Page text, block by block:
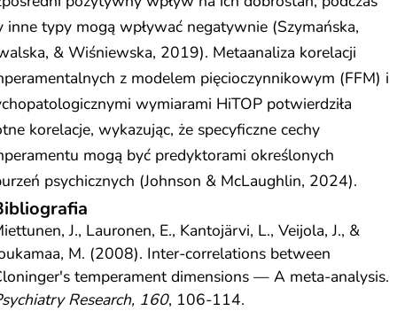
inne typy mogą wpływać negatywnie (Szymańska,
& Wiśniewska, 2019). Metaanaliza korelacji
z modelem pięcioczynnikowym (FFM) i
wymiarami HiTOP potwierdziła
korelacje, wykazując, że specyficzne cechy
mogą być predyktorami określonych
psychicznych (Johnson & McLaughlin, 2024).
J., Lauronen, E., Kantojärvi, L., Veijola, J., &
M. (2008). Inter-correlations between
temperament dimensions — A meta-analysis.
Research, 160, 106-114.